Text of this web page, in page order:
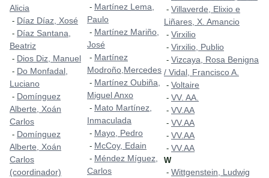
Alicia
- Díaz Díaz, Xosé
- Díaz Santana,
Beatriz
- Dios Diz, Manuel
- Do Monfadal,
Luciano
- Domínguez
Alberte, Xoán
Carlos
- Domínguez
Alberte, Xoán
Carlos
(coordinador)
- Martínez Lema,
Paulo
- Martínez Mariño,
José
- Martínez
Modroño,Mercedes
- Martínez Oubiña,
Miguel Anxo
- Mato Martínez,
Inmaculada
- Mayo, Pedro
- McCoy, Edain
- Méndez Míguez,
Carlos
- Villaverde, Elixio e
Liñares, X. Amancio
- Virxilio
- Virxilio, Publio
- Vizcaya, Rosa Benigna
/ Vidal, Francisco A.
- Voltaire
- VV. AA.
- VV.AA
- VV.AA
- VV.AA
- VV.AA
W
- Wittgenstein, Ludwig